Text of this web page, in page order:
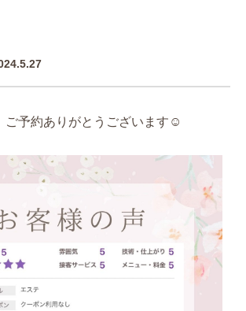
ご予約ありがとうございます☺️